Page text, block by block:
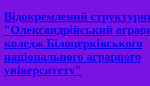
Перейти
к
содержимому
Відокремлений
"Олександрійський
коледж Білоцерківського
національного аграрного
університету"